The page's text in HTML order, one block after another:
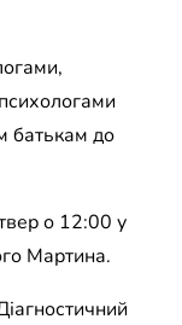
батькам до
о 12:00 у
Мартина.